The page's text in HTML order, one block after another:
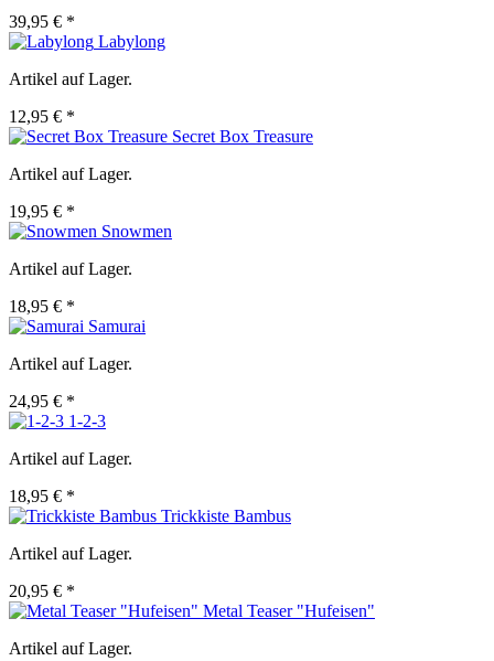
39,95 € *
Labylong
Artikel auf Lager.
12,95 € *
Secret Box Treasure
Artikel auf Lager.
19,95 € *
Snowmen
Artikel auf Lager.
18,95 € *
Samurai
Artikel auf Lager.
24,95 € *
1-2-3
Artikel auf Lager.
18,95 € *
Trickkiste Bambus
Artikel auf Lager.
20,95 € *
Metal Teaser "Hufeisen"
Artikel auf Lager.